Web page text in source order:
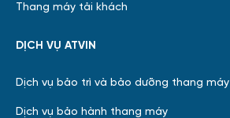
Thang máy tải khách
DỊCH VỤ ATVIN
Dịch vụ bảo trì và bảo dưỡng thang máy
Dịch vụ bảo hành thang máy